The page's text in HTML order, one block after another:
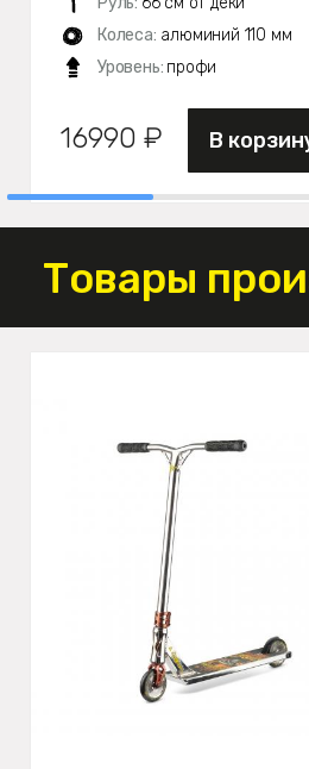
Колеса: алюминий 110 мм
Уровень: профи
16990 ₽ В
Товары